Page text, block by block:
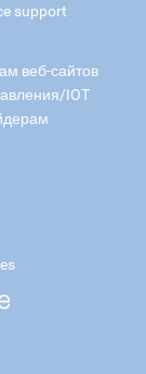
support
веб-сайтов
IOT